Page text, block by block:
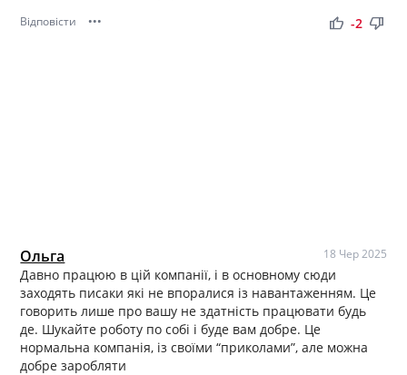
Відповісти ••• thumb_up thumb_down
-2
Ольга 18 Чер 2025
Давно працюю в цій компанії, і в основному сюди
заходять писаки які не впоралися із навантаженням. Це
говорить лише про вашу не здатність працювати будь
де. Шукайте роботу по собі і буде вам добре. Це
нормальна компанія, із своїми “приколами”, але можна
добре заробляти